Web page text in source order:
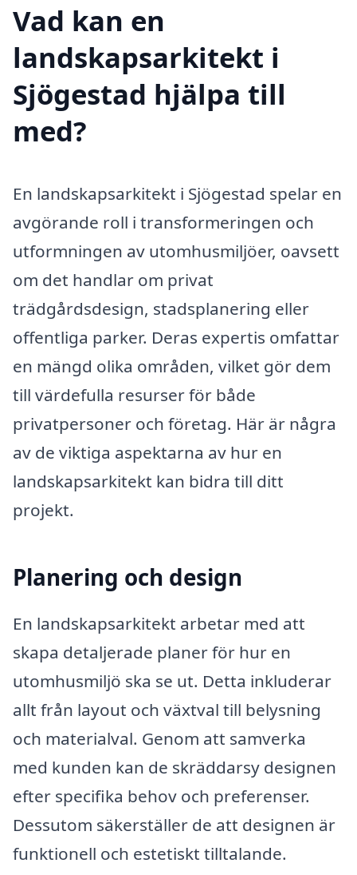
Vad kan en
landskapsarkitekt i
Sjögestad hjälpa till
med?
En landskapsarkitekt i Sjögestad spelar en
avgörande roll i transformeringen och
utformningen av utomhusmiljöer, oavsett
om det handlar om privat
trädgårdsdesign, stadsplanering eller
offentliga parker. Deras expertis omfattar
en mängd olika områden, vilket gör dem
till värdefulla resurser för både
privatpersoner och företag. Här är några
av de viktiga aspektarna av hur en
landskapsarkitekt kan bidra till ditt
projekt.
Planering och design
En landskapsarkitekt arbetar med att
skapa detaljerade planer för hur en
utomhusmiljö ska se ut. Detta inkluderar
allt från layout och växtval till belysning
och materialval. Genom att samverka
med kunden kan de skräddarsy designen
efter specifika behov och preferenser.
Dessutom säkerställer de att designen är
funktionell och estetiskt tilltalande.